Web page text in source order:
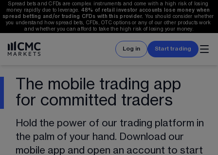
Spread bets and CFDs are complex instruments and come with a high risk of losing
money rapidly due to leverage. 48% of retail investor accounts lose money when
spread betting and/or trading CFDs with this provider. You should consider whether
you understand how spread bets, CFDs, OTC options or any of our other products work
and whether you can afford to take the high risk of losing your money.
Log in Start trading
The mobile trading app
for committed traders
Hold the power of our trading platform in
the palm of your hand. Download our
mobile app and open an account to start